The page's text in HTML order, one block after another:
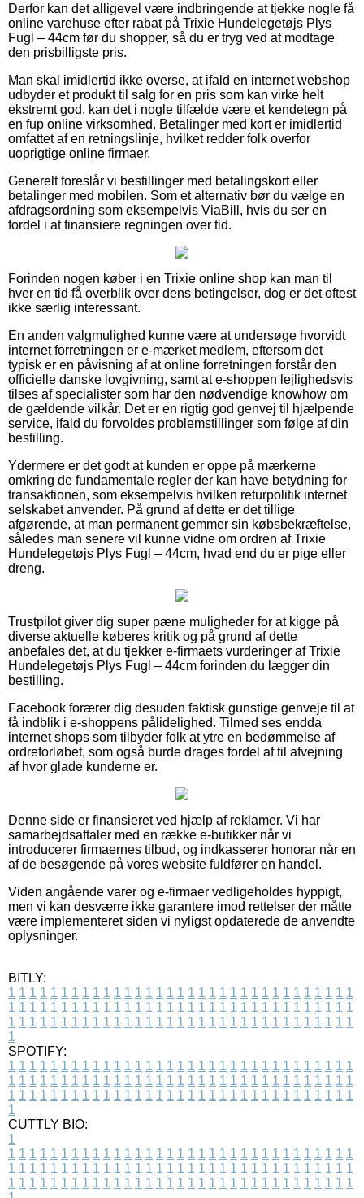
Derfor kan det alligevel være indbringende at tjekke nogle få
online varehuse efter rabat på Trixie Hundelegetøjs Plys
Fugl – 44cm før du shopper, så du er tryg ved at modtage
den prisbilligste pris.
Man skal imidlertid ikke overse, at ifald en internet webshop
udbyder et produkt til salg for en pris som kan virke helt
ekstremt god, kan det i nogle tilfælde være et kendetegn på
en fup online virksomhed. Betalinger med kort er imidlertid
omfattet af en retningslinje, hvilket redder folk overfor
uoprigtige online firmaer.
Generelt foreslår vi bestillinger med betalingskort eller
betalinger med mobilen. Som et alternativ bør du vælge en
afdragsordning som eksempelvis ViaBill, hvis du ser en
fordel i at finansiere regningen over tid.
Forinden nogen køber i en Trixie online shop kan man til
hver en tid få overblik over dens betingelser, dog er det oftest
ikke særlig interessant.
En anden valgmulighed kunne være at undersøge hvorvidt
internet forretningen er e-mærket medlem, eftersom det
typisk er en påvisning af at online forretningen forstår den
officielle danske lovgivning, samt at e-shoppen lejlighedsvis
tilses af specialister som har den nødvendige knowhow om
de gældende vilkår. Det er en rigtig god genvej til hjælpende
service, ifald du forvoldes problemstillinger som følge af din
bestilling.
Ydermere er det godt at kunden er oppe på mærkerne
omkring de fundamentale regler der kan have betydning for
transaktionen, som eksempelvis hvilken returpolitik internet
selskabet anvender. På grund af dette er det tillige
afgørende, at man permanent gemmer sin købsbekræftelse,
således man senere vil kunne vidne om ordren af Trixie
Hundelegetøjs Plys Fugl – 44cm, hvad end du er pige eller
dreng.
Trustpilot giver dig super pæne muligheder for at kigge på
diverse aktuelle køberes kritik og på grund af dette
anbefales det, at du tjekker e-firmaets vurderinger af Trixie
Hundelegetøjs Plys Fugl – 44cm forinden du lægger din
bestilling.
Facebook forærer dig desuden faktisk gunstige genveje til at
få indblik i e-shoppens pålidelighed. Tilmed ses endda
internet shops som tilbyder folk at ytre en bedømmelse af
ordreforløbet, som også burde drages fordel af til afvejning
af hvor glade kunderne er.
Denne side er finansieret ved hjælp af reklamer. Vi har
samarbejdsaftaler med en række e-butikker når vi
introducerer firmaernes tilbud, og indkasserer honorar når en
af de besøgende på vores website fuldfører en handel.
Viden angående varer og e-firmaer vedligeholdes hyppigt,
men vi kan desværre ikke garantere imod rettelser der måtte
være implementeret siden vi nyligst opdaterede de anvendte
oplysninger.
BITLY:
1 1 1 1 1 1 1 1 1 1 1 1 1 1 1 1 1 1 1 1 1 1 1 1 1 1 1 1 1 1 1 1 1
1 1 1 1 1 1 1 1 1 1 1 1 1 1 1 1 1 1 1 1 1 1 1 1 1 1 1 1 1 1 1 1 1
1 1 1 1 1 1 1 1 1 1 1 1 1 1 1 1 1 1 1 1 1 1 1 1 1 1 1 1 1 1 1 1 1
1
SPOTIFY:
1 1 1 1 1 1 1 1 1 1 1 1 1 1 1 1 1 1 1 1 1 1 1 1 1 1 1 1 1 1 1 1 1
1 1 1 1 1 1 1 1 1 1 1 1 1 1 1 1 1 1 1 1 1 1 1 1 1 1 1 1 1 1 1 1 1
1 1 1 1 1 1 1 1 1 1 1 1 1 1 1 1 1 1 1 1 1 1 1 1 1 1 1 1 1 1 1 1 1
1
CUTTLY BIO:
1
1 1 1 1 1 1 1 1 1 1 1 1 1 1 1 1 1 1 1 1 1 1 1 1 1 1 1 1 1 1 1 1 1
1 1 1 1 1 1 1 1 1 1 1 1 1 1 1 1 1 1 1 1 1 1 1 1 1 1 1 1 1 1 1 1 1
1 1 1 1 1 1 1 1 1 1 1 1 1 1 1 1 1 1 1 1 1 1 1 1 1 1 1 1 1 1 1 1 1